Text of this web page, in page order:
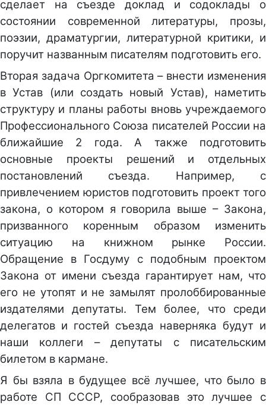
сделает на съезде доклад и содоклады о
состоянии современной литературы, прозы,
поэзии, драматургии, литературной критики, и
поручит названным писателям подготовить его.
Вторая задача Оргкомитета – внести изменения
в Устав (или создать новый Устав), наметить
структуру и планы работы вновь учреждаемого
Профессионального Союза писателей России на
ближайшие 2 года. А также подготовить
основные проекты решений и отдельных
постановлений съезда. Например, с
привлечением юристов подготовить проект того
закона, о котором я говорила выше – Закона,
призванного коренным образом изменить
ситуацию на книжном рынке России.
Обращение в Госдуму с подобным проектом
Закона от имени съезда гарантирует нам, что
его не утопят и не замылят пролоббированные
издателями депутаты. Тем более, что среди
делегатов и гостей съезда наверняка будут и
наши коллеги – депутаты с писательским
билетом в кармане.
Я бы взяла в будущее всё лучшее, что было в
работе СП СССР, сообразовав это лучшее с